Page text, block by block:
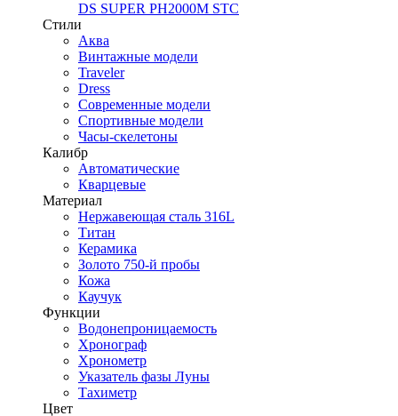
DS SUPER PH2000M STC
Стили
Аква
Винтажные модели
Traveler
Dress
Современные модели
Спортивные модели
Часы-скелетоны
Калибр
Автоматические
Кварцевые
Материал
Нержавеющая сталь 316L
Титан
Керамика
Золото 750-й пробы
Кожа
Каучук
Функции
Водонепроницаемость
Хронограф
Хронометр
Указатель фазы Луны
Тахиметр
Цвет